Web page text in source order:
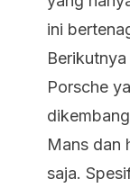
ini
Porsche
Mans dan
saja.